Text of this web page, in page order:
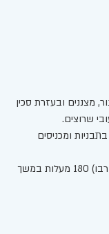
מצננים ובעזרת סכין
שרוצים.
ומכניסים
אפייה שניה, תכנית 4D (טורבו) 180 מעלות במשך